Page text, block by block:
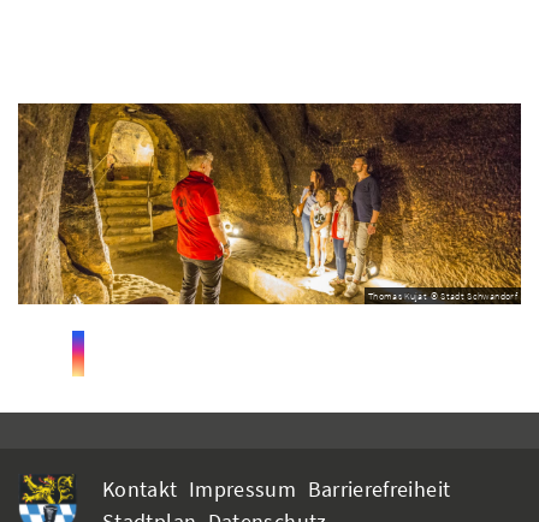
Thomas Kujat © Stadt Schwandorf
Kontakt Impressum Barrierefreiheit